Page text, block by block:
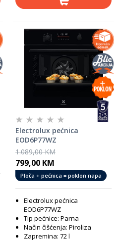
Electrolux pećnica
EOD6P77WZ
1.089,00 KM
799,00 KM
Ploča + pećnica = poklon napa
Electrolux pećnica
EOD6P77WZ
Tip pećnice: Parna
Način čišćenja: Piroliza
Zapremina: 72 l